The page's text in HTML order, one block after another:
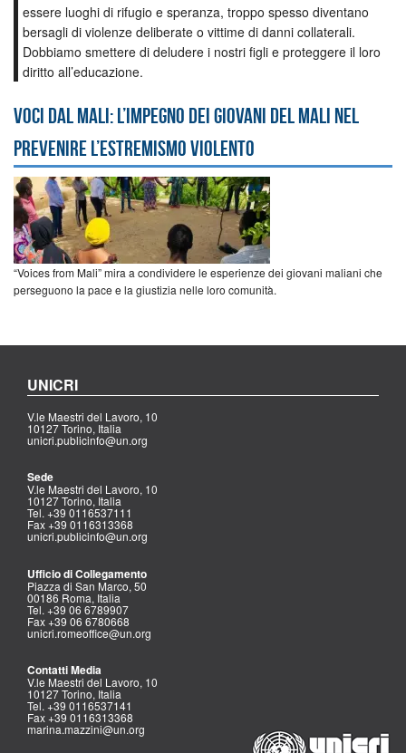
essere luoghi di rifugio e speranza, troppo spesso diventano
bersagli di violenze deliberate o vittime di danni collaterali.
Dobbiamo smettere di deludere i nostri figli e proteggere il loro
diritto all’educazione.
Voci dal Mali: l’impegno dei giovani del Mali nel
prevenire l’estremismo violento
“Voices from Mali” mira a condividere le esperienze dei giovani maliani che
perseguono la pace e la giustizia nelle loro comunità.
UNICRI
V.le Maestri del Lavoro, 10
10127 Torino, Italia
unicri.publicinfo@un.org
Sede
V.le Maestri del Lavoro, 10
10127 Torino, Italia
Tel. +39 0116537111
Fax +39 0116313368
unicri.publicinfo@un.org
Ufficio di Collegamento
Piazza di San Marco, 50
00186 Roma, Italia
Tel. +39 06 6789907
Fax +39 06 6780668
unicri.romeoffice@un.org
Contatti Media
V.le Maestri del Lavoro, 10
10127 Torino, Italia
Tel. +39 0116537141
Fax +39 0116313368
marina.mazzini@un.org